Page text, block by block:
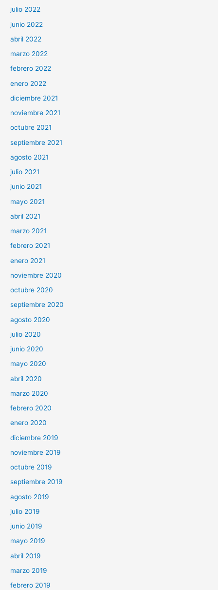
julio 2022
junio 2022
abril 2022
marzo 2022
febrero 2022
enero 2022
diciembre 2021
noviembre 2021
octubre 2021
septiembre 2021
agosto 2021
julio 2021
junio 2021
mayo 2021
abril 2021
marzo 2021
febrero 2021
enero 2021
noviembre 2020
octubre 2020
septiembre 2020
agosto 2020
julio 2020
junio 2020
mayo 2020
abril 2020
marzo 2020
febrero 2020
enero 2020
diciembre 2019
noviembre 2019
octubre 2019
septiembre 2019
agosto 2019
julio 2019
junio 2019
mayo 2019
abril 2019
marzo 2019
febrero 2019